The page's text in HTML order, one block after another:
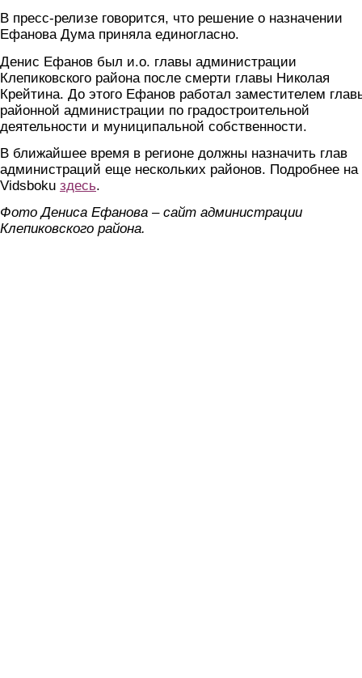
В пресс-релизе говорится, что решение о назначении
Ефанова Дума приняла единогласно.
Денис Ефанов был и.о. главы администрации
Клепиковского района после смерти главы Николая
Крейтина. До этого Ефанов работал заместителем
районной администрации по градостроительной
деятельности и муниципальной собственности.
В ближайшее время в регионе должны назначить глав
администраций еще нескольких районов. Подробнее на
Vidsboku здесь.
Фото Дениса Ефанова – сайт администрации
Клепиковского района.